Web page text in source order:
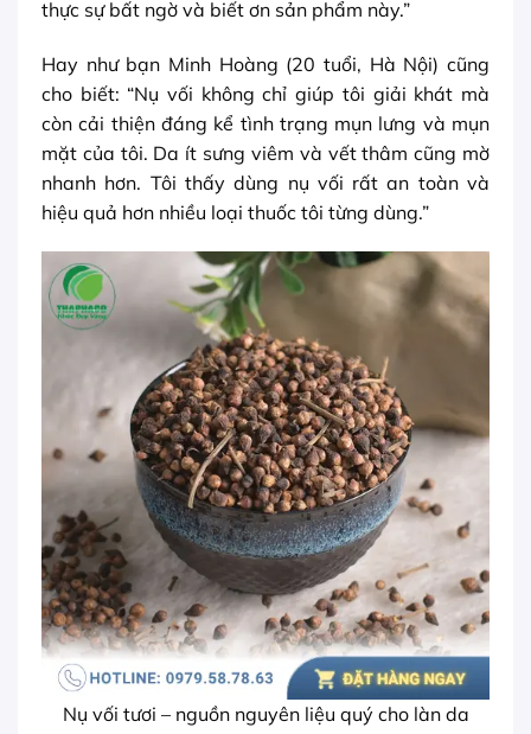
thực sự bất ngờ và biết ơn sản phẩm này.”
Hay như bạn Minh Hoàng (20 tuổi, Hà Nội) cũng
cho biết: “Nụ vối không chỉ giúp tôi giải khát mà
còn cải thiện đáng kể tình trạng mụn lưng và mụn
mặt của tôi. Da ít sưng viêm và vết thâm cũng mờ
nhanh hơn. Tôi thấy dùng nụ vối rất an toàn và
hiệu quả hơn nhiều loại thuốc tôi từng dùng.”
Nụ vối tươi – nguồn nguyên liệu quý cho làn da